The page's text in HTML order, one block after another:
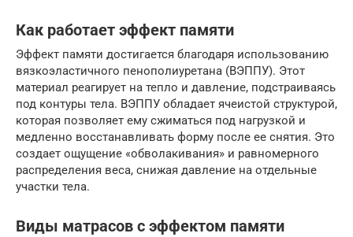
Как работает эффект памяти
Эффект памяти достигается благодаря использованию
вязкоэластичного пенополиуретана (ВЭППУ). Этот
материал реагирует на тепло и давление, подстраиваясь
под контуры тела. ВЭППУ обладает ячеистой структурой,
которая позволяет ему сжиматься под нагрузкой и
медленно восстанавливать форму после ее снятия. Это
создает ощущение «обволакивания» и равномерного
распределения веса, снижая давление на отдельные
участки тела.
Виды матрасов с эффектом памяти